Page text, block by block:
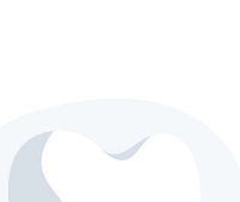
Сирського
закликав не